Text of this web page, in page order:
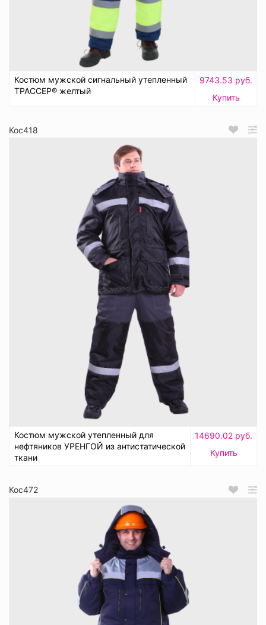
Костюм мужской сигнальный утепленный
ТРАССЕР® желтый
9743.53 руб.
Купить
Кос418
Костюм мужской утепленный для
нефтяников УРЕНГОЙ из антистатической
ткани
14690.02 руб.
Купить
Кос472